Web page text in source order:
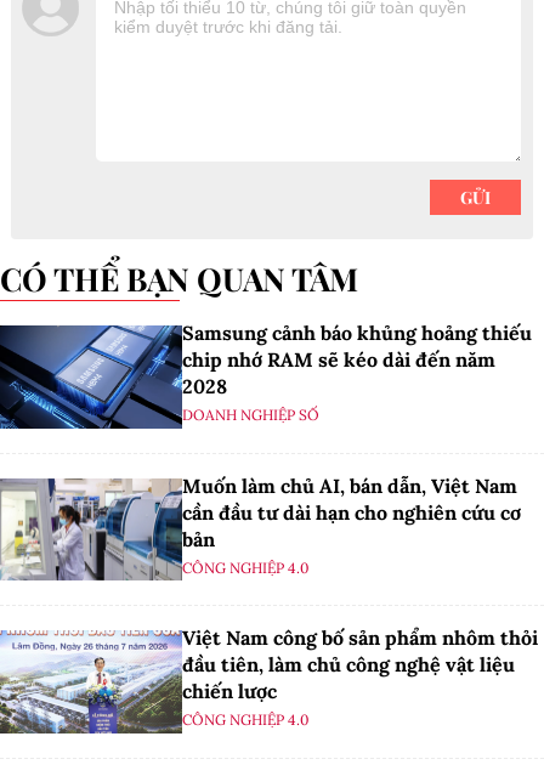
CÓ THỂ BẠN QUAN TÂM
Samsung cảnh báo khủng hoảng thiếu
chip nhớ RAM sẽ kéo dài đến năm
2028
DOANH NGHIỆP SỐ
Muốn làm chủ AI, bán dẫn, Việt Nam
cần đầu tư dài hạn cho nghiên cứu cơ
bản
CÔNG NGHIỆP 4.0
Việt Nam công bố sản phẩm nhôm thỏi
đầu tiên, làm chủ công nghệ vật liệu
chiến lược
CÔNG NGHIỆP 4.0